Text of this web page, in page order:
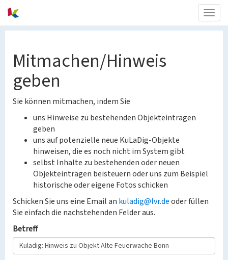
Mitmachen/Hinweis
geben
Sie können mitmachen, indem Sie
uns Hinweise zu bestehenden Objekteinträgen
geben
uns auf potenzielle neue KuLaDig-Objekte
hinweisen, die es noch nicht im System gibt
selbst Inhalte zu bestehenden oder neuen
Objekteinträgen beisteuern oder uns zum Beispiel
historische oder eigene Fotos schicken
Schicken Sie uns eine Email an kuladig@lvr.deoder füllen
Sie einfach die nachstehenden Felder aus.
Betreff